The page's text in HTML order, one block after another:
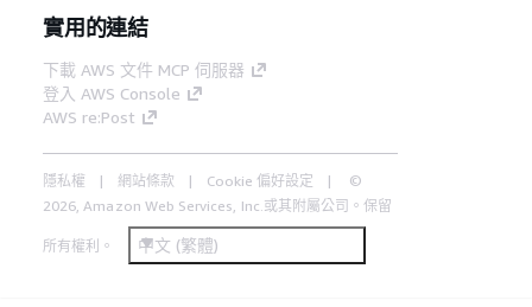
實用的連結
下載 AWS 文件 MCP 伺服器
登入 AWS Console
AWS re:Post
隱私權 網站條款 Cookie 偏好設定
©
2026, Amazon Web Services, Inc.或其附屬公司。保留
所有權利。 中文 (繁體)